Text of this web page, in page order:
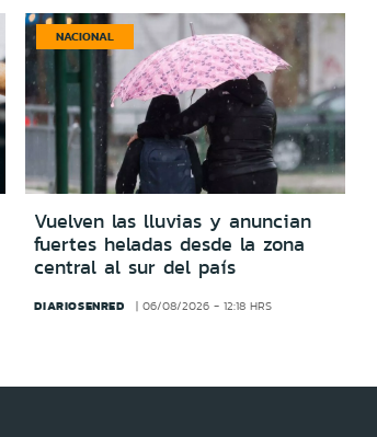
NACIONAL
Vuelven las lluvias y anuncian
fuertes heladas desde la zona
central al sur del país
DIARIOSENRED 06/08/2026 - 12:18 HRS